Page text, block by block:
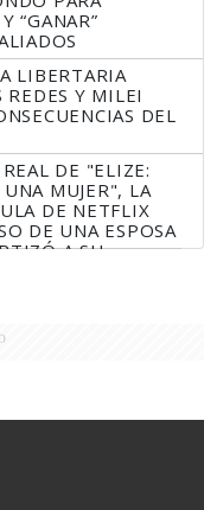
“GANAR”
LIBERTARIA
REDES Y MILEI
DEL
DE "ELIZE:
MUJER", LA
DE NETFLIX
DE UNA ESPOSA
A SU